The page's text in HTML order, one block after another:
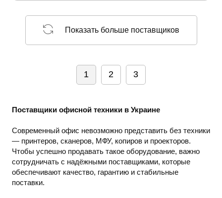
Показать больше поставщиков
1 2 3
Поставщики офисной техники в Украине
Современный офис невозможно представить без техники
— принтеров, сканеров, МФУ, копиров и проекторов.
Чтобы успешно продавать такое оборудование, важно
сотрудничать с надёжными поставщиками, которые
обеспечивают качество, гарантию и стабильные
поставки.